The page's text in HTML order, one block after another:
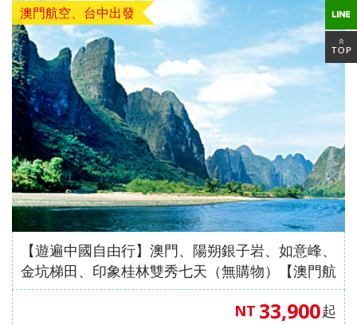
餐 ) 2
人成行
餐、2
人成行
) 【星
宇&虎
航、台
中出
發】
送機及
1午1晚
餐+2天
行程 )
6人成
行
瀨長島
半自由
行四天
晚回、
含機上
餐 )
【星宇
航空、
台中出
發】
遊船纜
車採果
雙溫泉
七日
桃園/
愛媛】
水古
鎮、輕
軌體驗
八日
（無購
物、無
自費）
【澳門
航空、
台中出
發】
龍、寬
窄巷
子、船
遊樂山
大佛八
天《無
購物無
自費、
升等三
排椅》
【長龍
航空、
台中直
飛成
國古羌
城、牟
尼溝、
九寨
溝、黃
龍、熊
貓基地
風情八
天（
動車版
）【東
方航
空、台
中直飛
輕軌穿
樓、重
慶枇杷
火鍋八
日（無
購物、
無自
費）
【澳門
航空、
台中出
發】
日（無
購物、
無自
費）
台中出
發】
桃園出
發】
【台灣
虎航、
桃園出
發】
澳門航空、台中出發
【遊遍中國自由行】澳門、陽朔銀子岩、如意峰、
金坑梯田、印象桂林雙秀七天（無購物）【澳門航
空、台中出發】
NT 33,900起